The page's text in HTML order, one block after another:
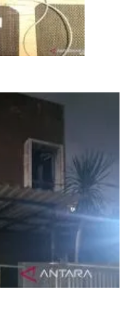
Lebaran
saat penghuni